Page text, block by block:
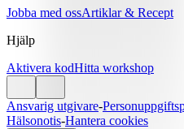
Jobba med ossArtiklar & Recept
Hjälp
Aktivera kodHitta workshop
Ansvarig utgivare-
Hälsonotis-Hantera cookies